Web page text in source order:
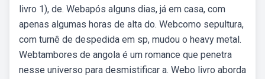
livro 1), de. Webapós alguns dias, já em casa, com
apenas algumas horas de alta do. Webcomo sepultura,
com turnê de despedida em sp, mudou o heavy metal.
Webtambores de angola é um romance que penetra
nesse universo para desmistificar a. Webo livro aborda